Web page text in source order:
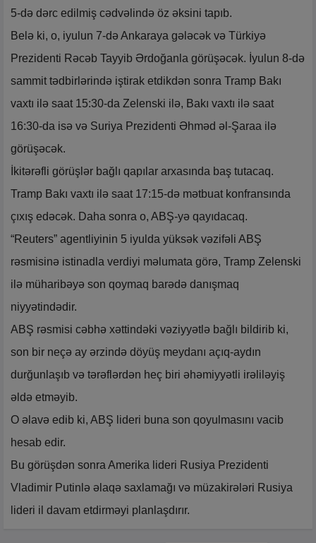
5-də dərc edilmiş cədvəlində öz əksini tapıb.
Belə ki, o, iyulun 7-də Ankaraya gələcək və Türkiyə
Prezidenti Rəcəb Tayyib Ərdoğanla görüşəcək. İyulun 8-də
sammit tədbirlərində iştirak etdikdən sonra Tramp Bakı
vaxtı ilə saat 15:30-da Zelenski ilə, Bakı vaxtı ilə saat
16:30-da isə və Suriya Prezidenti Əhməd əl-Şaraa ilə
görüşəcək.
İkitərəfli görüşlər bağlı qapılar arxasında baş tutacaq.
Tramp Bakı vaxtı ilə saat 17:15-də mətbuat konfransında
çıxış edəcək. Daha sonra o, ABŞ-yə qayıdacaq.
“Reuters” agentliyinin 5 iyulda yüksək vəzifəli ABŞ
rəsmisinə istinadla verdiyi məlumata görə, Tramp Zelenski
ilə müharibəyə son qoymaq barədə danışmaq
niyyətindədir.
ABŞ rəsmisi cəbhə xəttindəki vəziyyətlə bağlı bildirib ki,
son bir neçə ay ərzində döyüş meydanı açıq-aydın
durğunlaşıb və tərəflərdən heç biri əhəmiyyətli irəliləyiş
əldə etməyib.
O əlavə edib ki, ABŞ lideri buna son qoyulmasını vacib
hesab edir.
Bu görüşdən sonra Amerika lideri Rusiya Prezidenti
Vladimir Putinlə əlaqə saxlamağı və müzakirələri Rusiya
lideri il davam etdirməyi planlaşdırır.